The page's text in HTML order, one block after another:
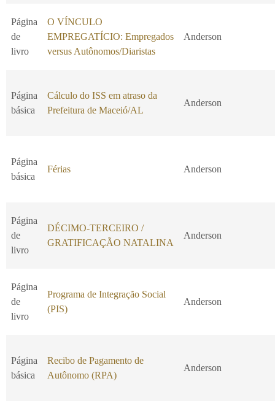
Página
de
livro
O VÍNCULO
EMPREGATÍCIO: Empregados
versus Autônomos/Diaristas
Anderson
Página
básica
Cálculo do ISS em atraso da
Prefeitura de Maceió/AL
Anderson
Página
básica
Férias Anderson
Página
de
livro
DÉCIMO-TERCEIRO /
GRATIFICAÇÃO NATALINA
Anderson
Página
de
livro
Programa de Integração Social
(PIS)
Anderson
Página
básica
Recibo de Pagamento de
Autônomo (RPA)
Anderson